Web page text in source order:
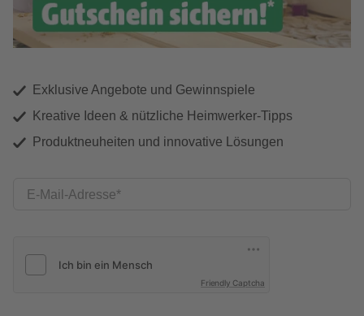
Exklusive Angebote und Gewinnspiele
Kreative Ideen & nützliche Heimwerker-Tipps
Produktneuheiten und innovative Lösungen
E-Mail-Adresse
Friendly Captcha